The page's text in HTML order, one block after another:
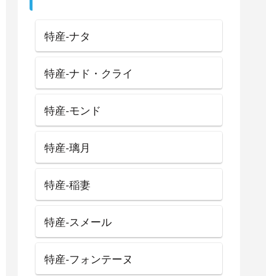
特産-ナタ
特産-ナド・クライ
特産-モンド
特産-璃月
特産-稲妻
特産-スメール
特産-フォンテーヌ